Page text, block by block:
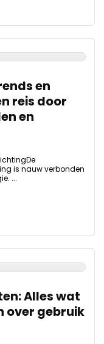
en
reis door
en
is nauw verbonden
...
Alles wat
over gebruik